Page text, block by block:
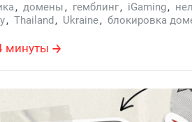
, домены, гемблинг, iGaming,
, Thailand , Ukraine, блокировка
минуты